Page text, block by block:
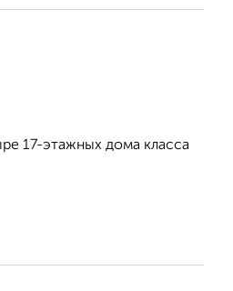
17-этажных дома класса